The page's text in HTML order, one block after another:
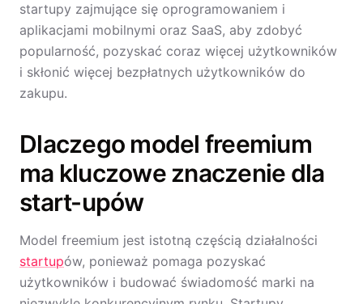
startupy zajmujące się oprogramowaniem i
aplikacjami mobilnymi oraz SaaS, aby zdobyć
popularność, pozyskać coraz więcej użytkowników
i skłonić więcej bezpłatnych użytkowników do
zakupu.
Dlaczego model freemium
ma kluczowe znaczenie dla
start-upów
Model freemium jest istotną częścią działalności
startupów, ponieważ pomaga pozyskać
użytkowników i budować świadomość marki na